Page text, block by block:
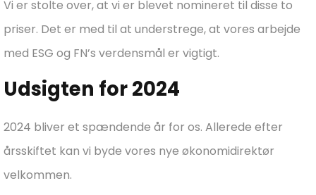
Vi er stolte over, at vi er blevet nomineret til disse to
priser. Det er med til at understrege, at vores arbejde
med ESG og FN’s verdensmål er vigtigt.
Udsigten for 2024
2024 bliver et spændende år for os. Allerede efter
årsskiftet kan vi byde vores nye økonomidirektør
velkommen.